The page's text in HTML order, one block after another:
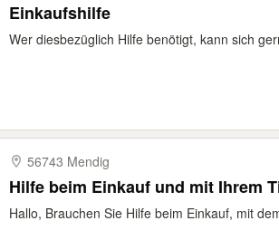
Einkaufshilfe
Wer diesbezüglich Hilfe benötigt, kann sich
56743 Mendig
Hilfe beim Einkauf und mit Ihrem
Hallo, Brauchen Sie Hilfe beim Einkauf, mit